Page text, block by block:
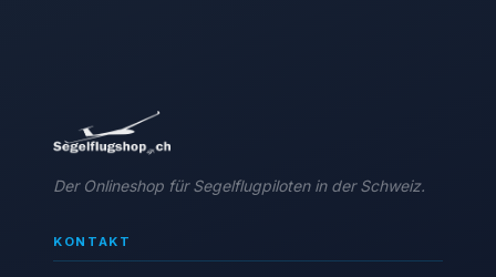
Der Onlineshop für Segelflugpiloten in der Schweiz.
KONTAKT